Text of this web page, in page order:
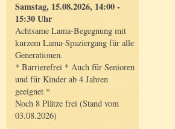
Samstag, 15.08.2026, 14:00 -
15:30 Uhr
Achtsame Lama-Begegnung mit
kurzem Lama-Spaziergang für alle
Generationen.
* Barrierefrei * Auch für Senioren
und für Kinder ab 4 Jahren
geeignet *
Noch 8 Plätze frei (Stand vom
03.08.2026)